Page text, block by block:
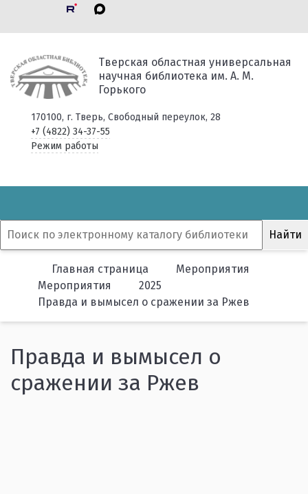
Тверская областная универсальная
научная библиотека им. А. М.
Горького
170100, г. Тверь, Свободный переулок, 28
+7 (4822) 34-37-55
Режим работы
Главная страница
Мероприятия
Мероприятия
2025
Правда и вымысел о сражении за Ржев
Правда и вымысел о
сражении за Ржев